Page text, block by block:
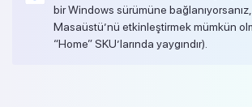
bir Windows sürümüne
Masaüstü’nü etkinleştirmek mümkün
“Home” SKU’larında yaygındır).